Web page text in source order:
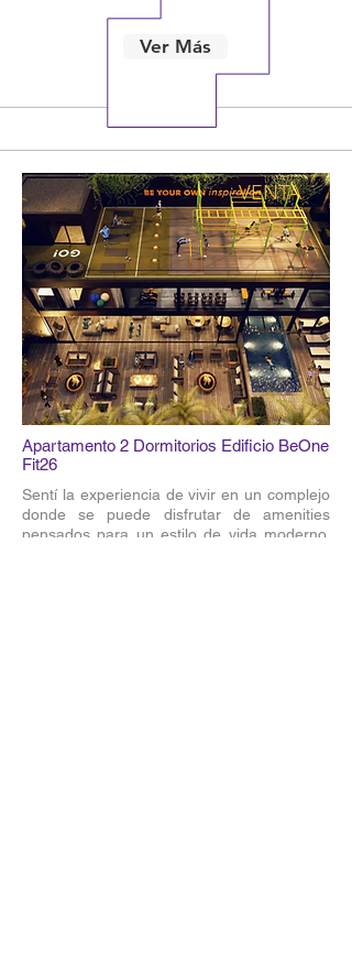
Ver Más
VENTA
Apartamento 2 Dormitorios Edificio BeOne
Fit26
Sentí la experiencia de vivir en un complejo
donde se puede disfrutar de amenities
pensados para un estilo de vida moderno,